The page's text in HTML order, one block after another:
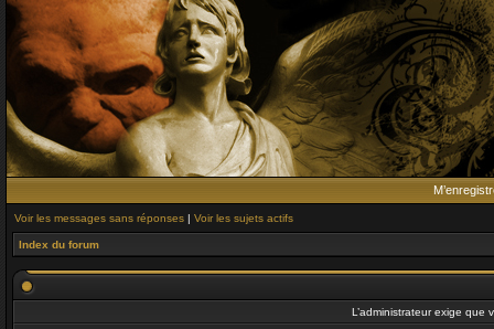
Voir les messages sans réponses | Voir les sujets actifs
Index du forum
L’administrateur exige que